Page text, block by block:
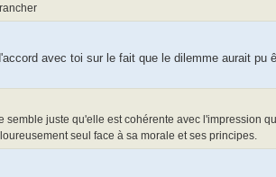
avec toi sur le fait que le dilemme aurait pu
semble juste qu'elle est cohérente avec l'impression
seul face à sa morale et ses principes.